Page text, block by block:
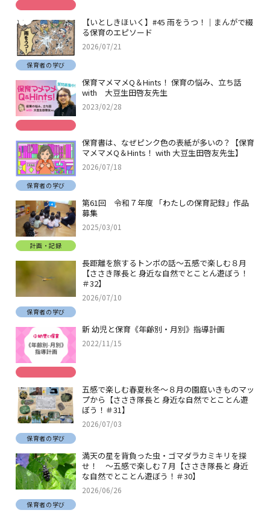
【いとしきほいく】#45 雨をうつ！｜まんがで綴
る保育のエピソード
2026/07/21
保育者の学び
保育マメマメQ＆Hints！ 保育の悩み、立ち話
with 大豆生田啓友先生
2023/02/28
保育書は、なぜピンク色の表紙が多いの？【保育
マメマメQ＆Hints！ with 大豆生田啓友先生】
2026/07/18
保育者の学び
第61回 令和７年度 「わたしの保育記録」作品
募集
2025/03/01
計画・記録
長距離を旅するトンボの話～五感で楽しむ８月
【ささき隊長と 身近な自然でとことん遊ぼう！
＃32】
2026/07/10
保育者の学び
新 幼児と保育《年齢別・月別》指導計画
2022/11/15
五感で楽しむ春夏秋冬～８月の園庭いきものマッ
プから【ささき隊長と 身近な自然でとことん遊
ぼう！＃31】
2026/07/03
保育者の学び
満天の星を背負った虫・ゴマダラカミキリを探
せ！ ～五感で楽しむ７月【ささき隊長と 身近
な自然でとことん遊ぼう！＃30】
2026/06/26
保育者の学び